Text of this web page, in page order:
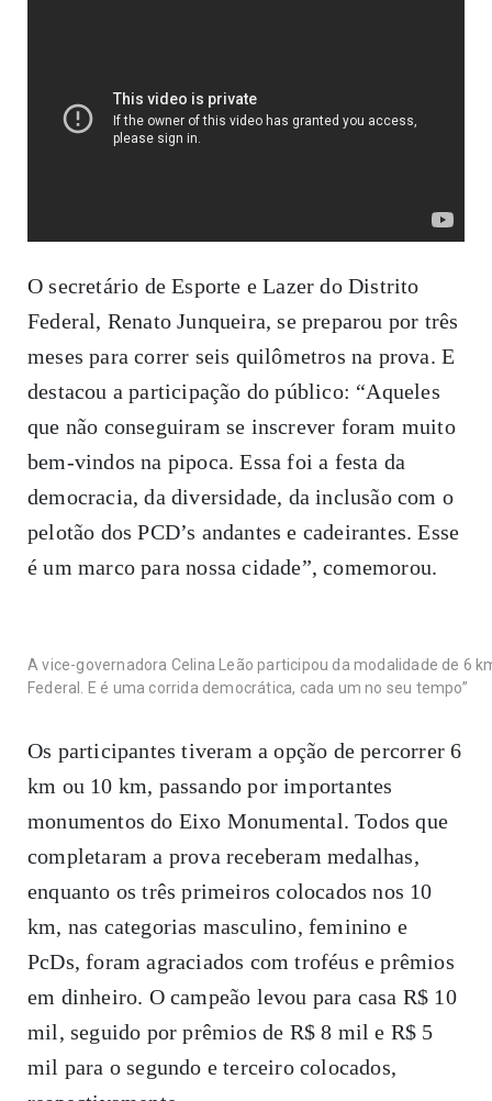
O secretário de Esporte e Lazer do Distrito
Federal, Renato Junqueira, se preparou por três
meses para correr seis quilômetros na prova. E
destacou a participação do público: “Aqueles
que não conseguiram se inscrever foram muito
bem-vindos na pipoca. Essa foi a festa da
democracia, da diversidade, da inclusão com o
pelotão dos PCD’s andantes e cadeirantes. Esse
é um marco para nossa cidade”, comemorou.
A vice-governadora Celina Leão participou da modalidade de 6
Federal. E é uma corrida democrática, cada um no seu tempo”
Os participantestiveram a opção de percorrer 6
km ou 10 km, passando por importantes
monumentos do Eixo Monumental. Todos que
completaram a prova receberam medalhas,
enquanto os três primeiros colocados nos 10
km, nas categorias masculino, feminino e
PcDs, foram agraciados com troféus e prêmios
em dinheiro. O campeão levou para casa R$ 10
mil, seguido por prêmios de R$ 8 mil e R$ 5
mil para o segundo e terceiro colocados,